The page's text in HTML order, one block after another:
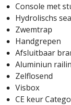
Console met
Hydrolischs
Zwemtrap
Handgrepen
Afsluitbaar
Aluminiun
Zelflosend
Visbox
CE keur